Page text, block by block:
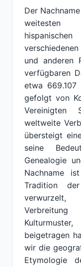
Der
weitesten
und anderen
verfügbaren
etwa 669.107
gefolgt von
weltweite
übersteigt
seine
Genealogie
Nachname
Tradition
beigetragen
wir die
Etymologie